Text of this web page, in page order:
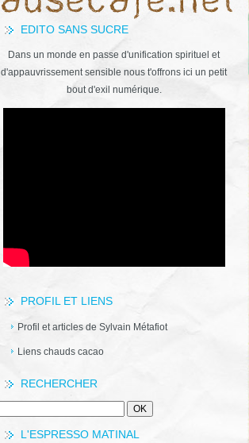
EDITO SANS SUCRE
Dans un monde en passe d'unification spirituel et
d'appauvrissement sensible nous t'offrons ici un petit
bout d'exil numérique.
PROFIL ET LIENS
Profil et articles de Sylvain Métafiot
Liens chauds cacao
RECHERCHER
L'ESPRESSO MATINAL